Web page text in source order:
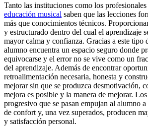
Tanto las instituciones como los
educación musical saben que las lecciones
más que conocimientos técnicos.
y estructurado dentro del cual el aprendizaje
mayor calma y confianza. Gracias a este tipo
alumno encuentra un espacio seguro donde
equivocarse y el error no se vive como un
del aprendizaje. Además de encontrar
retroalimentación necesaria, honesta y
mejorar sin que se produzca desmotivación,
mejora es posible y la manera de mejorar.
progresivo que se pasan empujan al alumno a
de confort y, una vez superados, producen
y satisfacción personal.